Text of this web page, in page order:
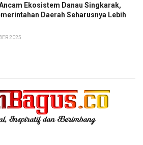
Ekosistem Danau Singkarak,
Daerah Seharusnya Lebih
2025